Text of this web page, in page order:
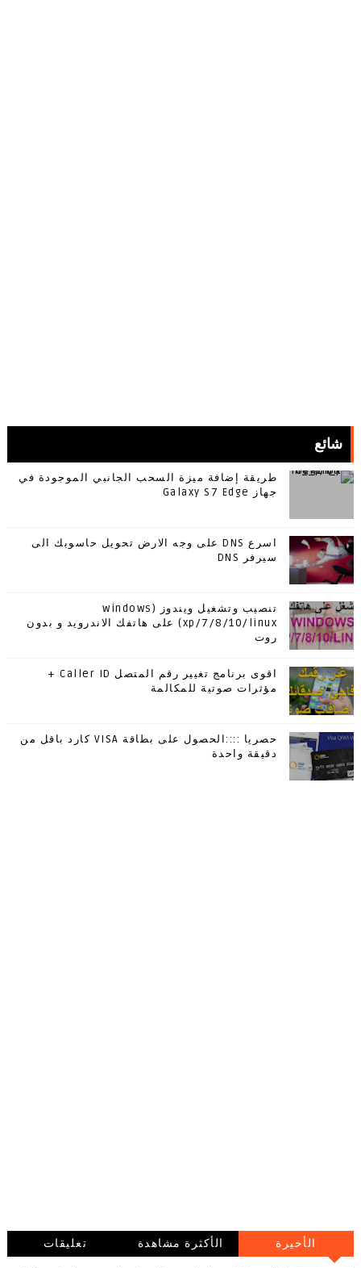
شائع
طريقة إضافة ميزة السحب الجانبي الموجودة في
جهاز Galaxy S7 Edge
اسرع DNS على وجه الارض تحويل حاسوبك الى
سيرفر DNS
تنصيب وتشغيل ويندوز (windows
xp/7/8/10/linux) على هاتفك الاندرويد و بدون
روت
اقوى برنامج تغيير رقم المتصل Caller ID +
مؤثرات صوتية للمكالمة
حصريا ::::الحصول على بطاقة VISA كارد باقل من
دقيقة واحدة
الأخيرة الأكثرة مشاهدة تعليقات